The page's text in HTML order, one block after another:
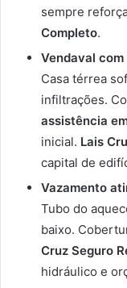
sempre
Completo.
Vendaval
Casa térrea
infiltrações.
assistência
inicial. Lais
capital de
Vazamento
Tubo do
baixo.
Cruz Seguro
hidráulico e